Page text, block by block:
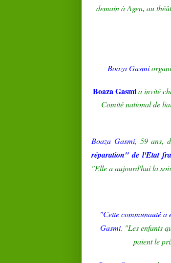
demain àAgen, au
BoazaGasmi
BoazaGasmi a invité
Comité national de
Boaza Gasmi, 59 ans,
réparation" de l'Etat
"Elle a aujourd'hui la
"Cette communauté a
Gasmi. "Les enfants
paient le